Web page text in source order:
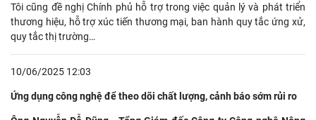
Tôi cũng đề nghị Chính phủ hỗ trợ trong việc quản lý và phát triển
thương hiệu, hỗ trợ xúc tiến thương mại, ban hành quy tắc ứng xử,
quy tắc thị trường…
10/06/2025 12:03
Ứng dụng công nghệ để theo dõi chất lượng, cảnh báo sớm rủi ro